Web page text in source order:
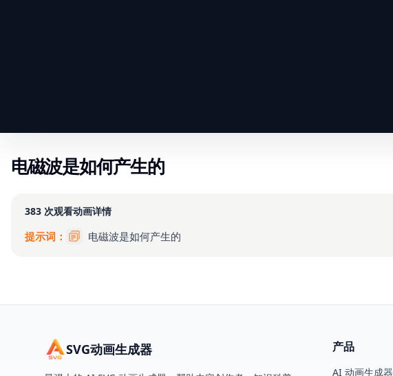
电磁波是如何产生的
383 次观看动画详情
提示词： 电磁波是如何产生的
SVG动画生成器 产品
AI 动画生成器